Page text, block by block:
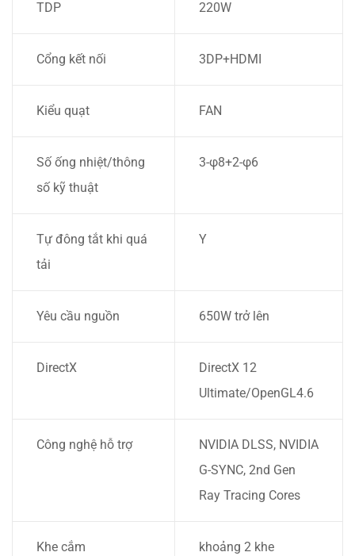
TDP 220W
Cổng kết nối 3DP+HDMI
Kiểu quạt FAN
Số ống nhiệt/thông
số kỹ thuật
3-φ8+2-φ6
Tự đông tắt khi quá
tải
Y
Yêu cầu nguồn 650W trở lên
DirectX
DirectX 12
Ultimate/OpenGL4.6
Công nghệ hỗ trợ
NVIDIA DLSS, NVIDIA
G-SYNC, 2nd Gen
Ray Tracing Cores
Khe cắm khoảng 2 khe